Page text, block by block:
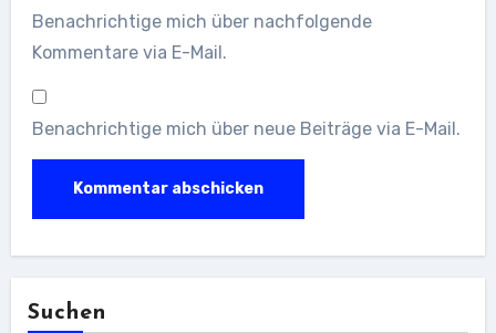
Benachrichtige mich über nachfolgende
Kommentare via E-Mail.
Benachrichtige mich über neue Beiträge via E-Mail.
Suchen